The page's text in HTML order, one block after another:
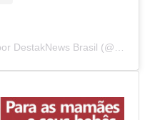
Uma publicação compartilhada por DestakNews Brasil (@destaknewsbrasiloficial)